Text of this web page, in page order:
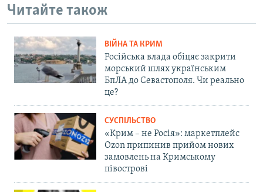
Читайте також
ВІЙНА ТА КРИМ
Російська влада обіцяє закрити
морський шлях українським
БпЛА до Севастополя. Чи реально
це?
СУСПІЛЬСТВО
«Крим – не Росія»: маркетплейс
Ozon припинив прийом нових
замовлень на Кримському
півострові